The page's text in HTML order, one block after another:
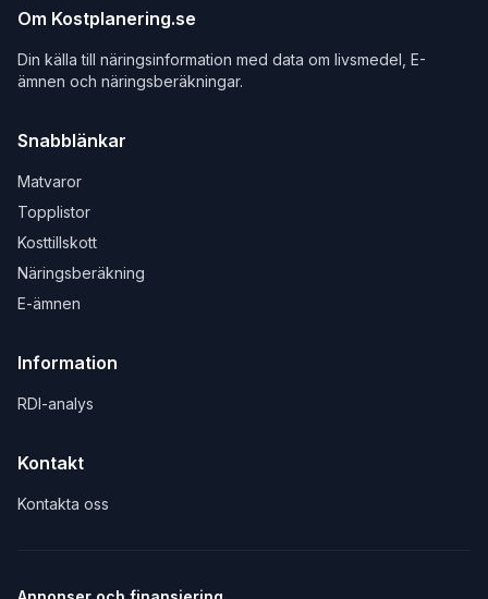
Om Kostplanering.se
Din källa till näringsinformation med data om livsmedel, E-
ämnen och näringsberäkningar.
Snabblänkar
Matvaror
Topplistor
Kosttillskott
Näringsberäkning
E-ämnen
Information
RDI-analys
Kontakt
Kontakta oss